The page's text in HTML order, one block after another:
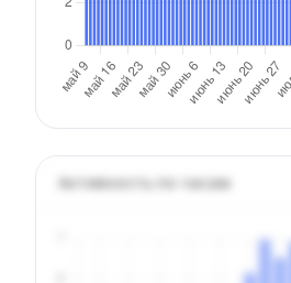
Активность по часам